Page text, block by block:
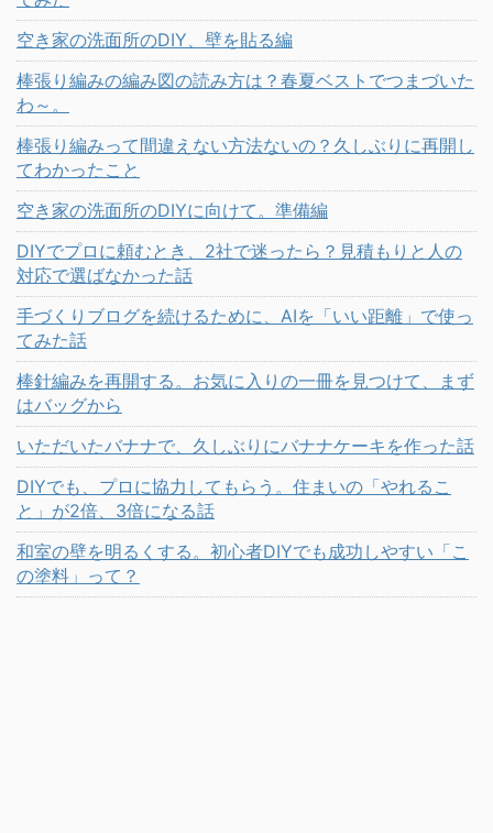
空き家の洗面所のDIY、壁を貼る編
棒張り編みの編み図の読み方は？春夏ベストでつまづいた
わ～。
棒張り編みって間違えない方法ないの？久しぶりに再開し
てわかったこと
空き家の洗面所のDIYに向けて。準備編
DIYでプロに頼むとき、2社で迷ったら？見積もりと人の
対応で選ばなかった話
手づくりブログを続けるために、AIを「いい距離」で使っ
てみた話
棒針編みを再開する。お気に入りの一冊を見つけて、まず
はバッグから
いただいたバナナで、久しぶりにバナナケーキを作った話
DIYでも、プロに協力してもらう。住まいの「やれるこ
と」が2倍、3倍になる話
和室の壁を明るくする。初心者DIYでも成功しやすい「こ
の塗料」って？